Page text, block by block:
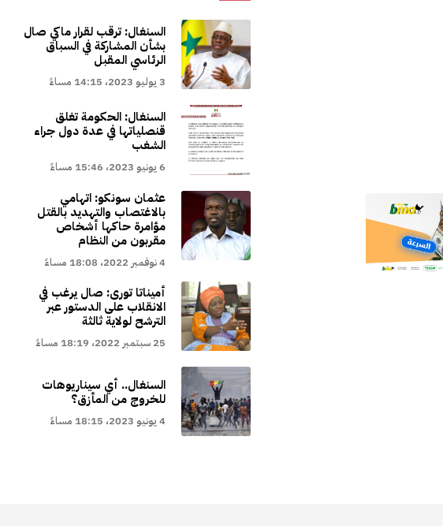
السنغال: ترقب لقرار ماكي صال
بشأن المشاركة في السباق
الرئاسي المقبل
3 يوليو 2023، 14:15 مساءً
السنغال: الحكومة تغلق
قنصلياتها في عدة دول جراء
الشغب
6 يونيو 2023، 15:46 مساءً
عثمان سونكو: اتهامي
بالاغتصاب والتهديد بالقتل
مؤامرة حاكها أشخاص
مقربون من النظام
4 نوفمبر 2022، 18:08 مساءً
أميناتا تورى: صال يرغب في
الانقلاب على الدستور عبر
الترشح لولاية ثالثة
25 سبتمبر 2022، 18:19 مساءً
السنغال.. أي سيناريوهات
للخروج من المأزق؟
4 يونيو 2023، 18:15 مساءً